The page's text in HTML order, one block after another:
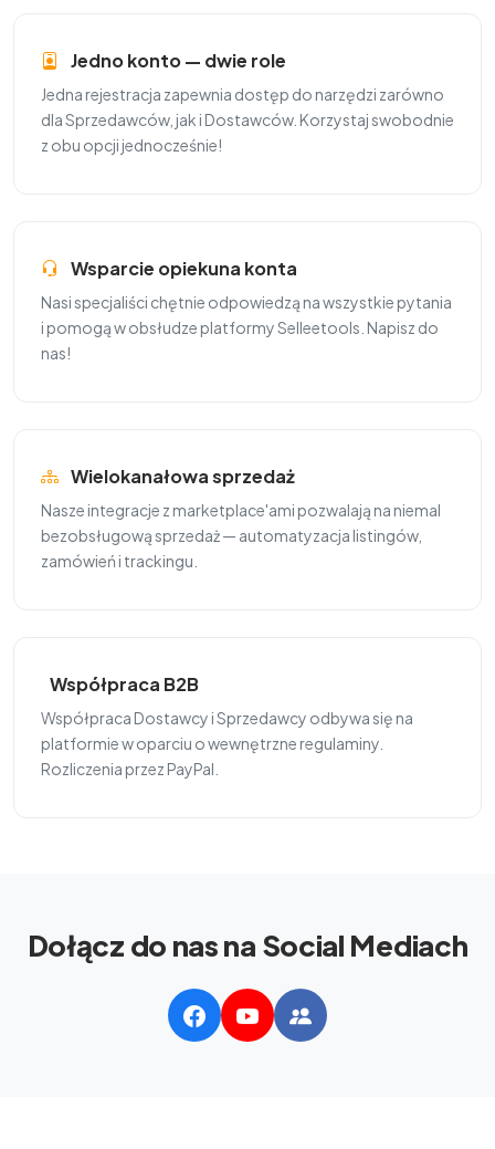
Jedno konto — dwie role
Jedna rejestracja zapewnia dostęp do narzędzi zarówno
dla Sprzedawców, jak i Dostawców. Korzystaj swobodnie
z obu opcji jednocześnie!
Wsparcie opiekuna konta
Nasi specjaliści chętnie odpowiedzą na wszystkie pytania
i pomogą w obsłudze platformy Selleetools. Napisz do
nas!
Wielokanałowa sprzedaż
Nasze integracje z marketplace'ami pozwalają na niemal
bezobsługową sprzedaż — automatyzacja listingów,
zamówień i trackingu.
Współpraca B2B
Współpraca Dostawcy i Sprzedawcy odbywa się na
platformie w oparciu o wewnętrzne regulaminy.
Rozliczenia przez PayPal.
Dołącz do nas na Social Mediach